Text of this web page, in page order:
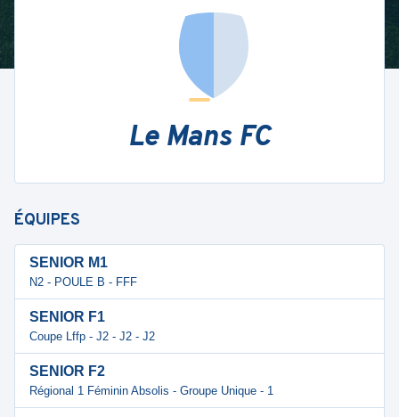
Le Mans FC
ÉQUIPES
SENIOR M1
N2 - POULE B - FFF
SENIOR F1
Coupe Lffp - J2 - J2 - J2
SENIOR F2
Régional 1 Féminin Absolis - Groupe Unique - 1